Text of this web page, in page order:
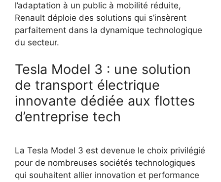
l’adaptation à un public à mobilité réduite,
Renault déploie des solutions qui s’insèrent
parfaitement dans la dynamique technologique
du secteur.
Tesla Model 3 : une solution
de transport électrique
innovante dédiée aux flottes
d’entreprise tech
La Tesla Model 3 est devenue le choix privilégié
pour de nombreuses sociétés technologiques
qui souhaitent allier innovation et performance